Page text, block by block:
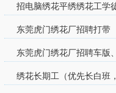
招电脑绣花平绣绣花工学
东莞虎门绣花厂招聘打带
东莞虎门绣花厂招聘车版
绣花长期工（优先长白班